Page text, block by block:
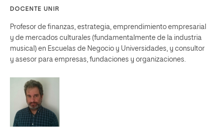
DOCENTE UNIR
Profesor de finanzas, estrategia, emprendimiento empresarial
y de mercados culturales (fundamentalmente de la industria
musical) en Escuelas de Negocio y Universidades, y consultor
y asesor para empresas, fundaciones y organizaciones.